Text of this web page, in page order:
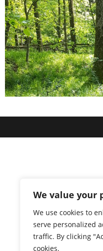
We value your
We use cookies to
serve personalized
traffic. By clicking
cookies.